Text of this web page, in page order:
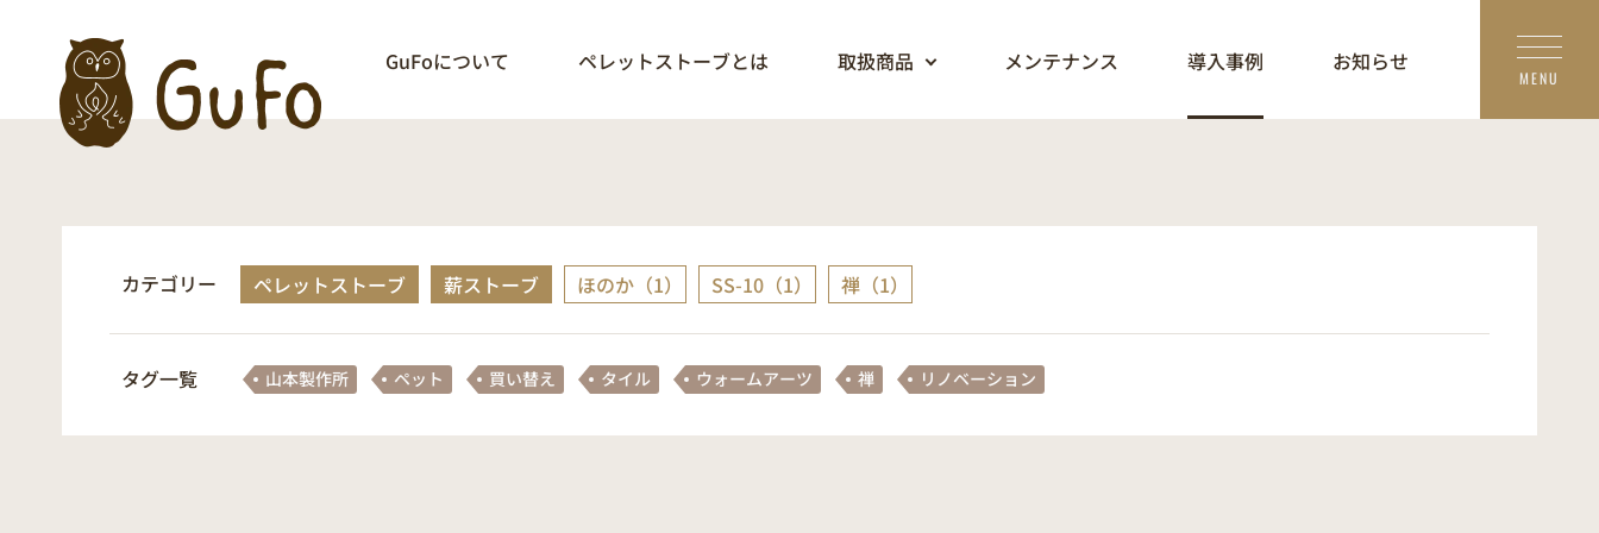
GuFoについて ペレットストーブとは 取扱商品 メンテナンス 導入事例 お知らせ
カテゴリー ペレットストーブ 薪ストーブ ほのか（1） SS-10（1） 禅（1）
タグ一覧 山本製作所 ペット 買い替え タイル ウォームアーツ 禅 リノベーション